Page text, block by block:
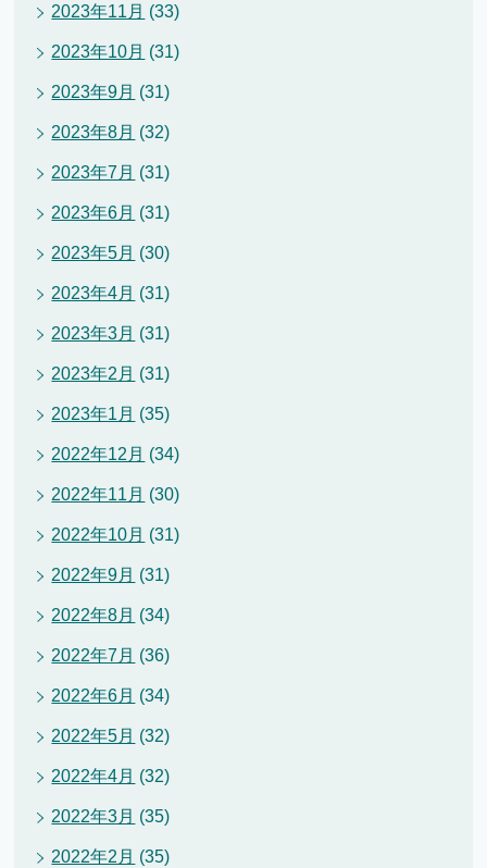
2023年11月 (33)
2023年10月 (31)
2023年9月 (31)
2023年8月 (32)
2023年7月 (31)
2023年6月 (31)
2023年5月 (30)
2023年4月 (31)
2023年3月 (31)
2023年2月 (31)
2023年1月 (35)
2022年12月 (34)
2022年11月 (30)
2022年10月 (31)
2022年9月 (31)
2022年8月 (34)
2022年7月 (36)
2022年6月 (34)
2022年5月 (32)
2022年4月 (32)
2022年3月 (35)
2022年2月 (35)